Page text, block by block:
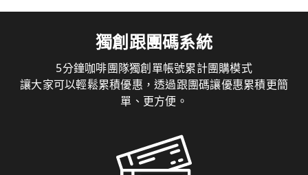
獨創跟團碼系統
5分鐘咖啡團隊獨創單帳號累計團購模式
讓大家可以輕鬆累積優惠，透過跟團碼讓優惠累積更簡
單、更方便。